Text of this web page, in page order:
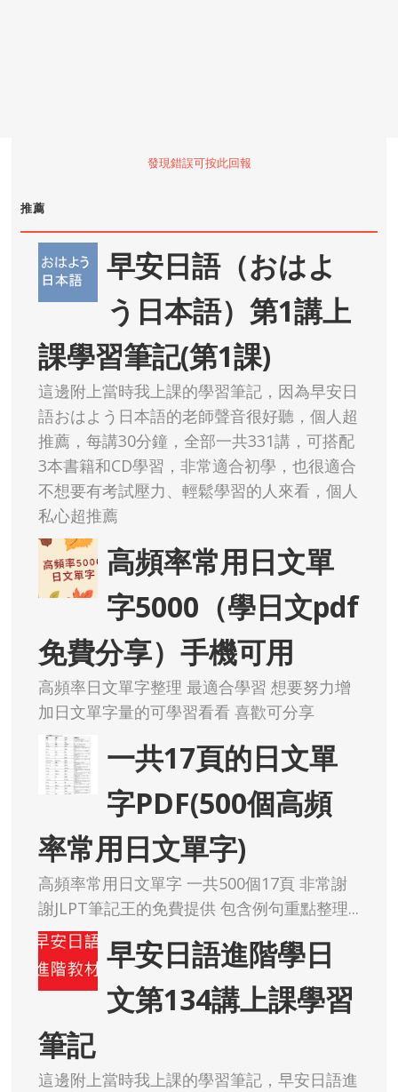
發現錯誤可按此回報
推薦
早安日語（おはよ
う日本語）第1講上
課學習筆記(第1課)
這邊附上當時我上課的學習筆記，因為早安日
語おはよう日本語的老師聲音很好聽，個人超
推薦，每講30分鐘，全部一共331講，可搭配
3本書籍和CD學習，非常適合初學，也很適合
不想要有考試壓力、輕鬆學習的人來看，個人
私心超推薦
高頻率常用日文單
字5000（學日文pdf
免費分享）手機可用
高頻率日文單字整理 最適合學習 想要努力增
加日文單字量的可學習看看 喜歡可分享
一共17頁的日文單
字PDF(500個高頻
率常用日文單字)
高頻率常用日文單字 一共500個17頁 非常謝
謝JLPT筆記王的免費提供 包含例句重點整理...
早安日語進階學日
文第134講上課學習
筆記
這邊附上當時我上課的學習筆記，早安日語進